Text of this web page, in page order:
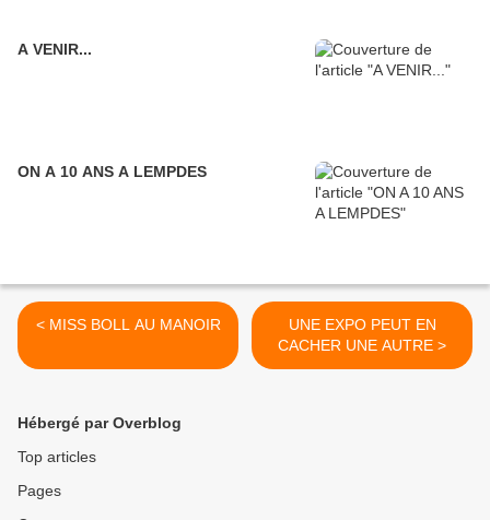
A VENIR...
ON A 10 ANS A LEMPDES
< MISS BOLL AU MANOIR
UNE EXPO PEUT EN
CACHER UNE AUTRE >
Hébergé par Overblog
Top articles
Pages